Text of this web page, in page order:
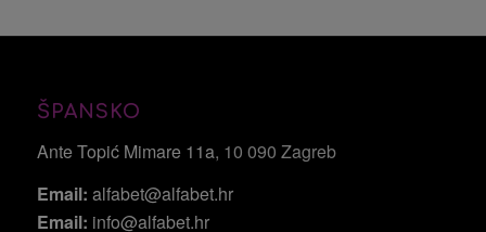
ŠPANSKO
Ante Topić Mimare 11a, 10 090 Zagreb
Email: alfabet@alfabet.hr
Email: info@alfabet.hr